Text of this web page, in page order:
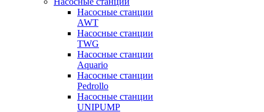
Насосные станции
AWT
Насосные станции
TWG
Насосные станции
Aquario
Насосные станции
Pedrollo
Насосные станции
UNIPUMP